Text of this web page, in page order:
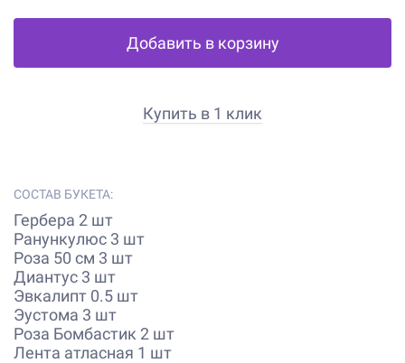
Добавить в корзину
Купить в 1 клик
СОСТАВ БУКЕТА:
Гербера 2 шт
Ранункулюс 3 шт
Роза 50 см 3 шт
Диантус 3 шт
Эвкалипт 0.5 шт
Эустома 3 шт
Роза Бомбастик 2 шт
Лента атласная 1 шт